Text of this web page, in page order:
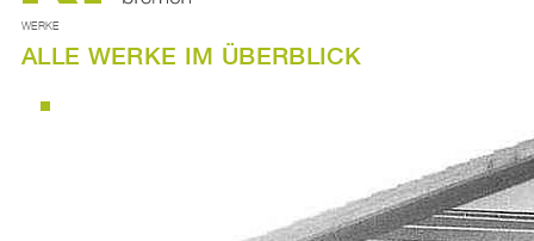
WERKE
ALLE WERKE IM ÜBERBLICK